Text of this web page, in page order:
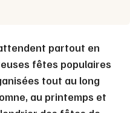
partout en
fêtes populaires
tout au long
au printemps et